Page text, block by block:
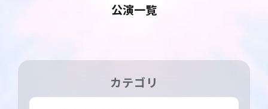
公演一覧
カテゴリ